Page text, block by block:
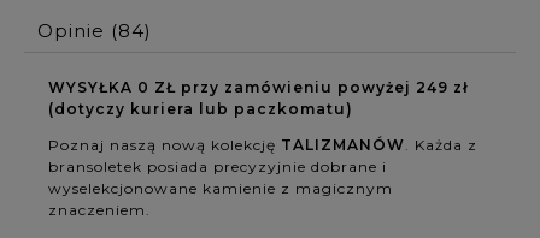
Opinie (84)
WYSYŁKA 0 ZŁ przy zamówieniu powyżej 249 zł
(dotyczy kuriera lub paczkomatu)
Poznaj naszą nową kolekcję TALIZMANÓW . Każda z
bransoletek posiada precyzyjnie dobrane i
wyselekcjonowane kamienie z magicznym
znaczeniem.